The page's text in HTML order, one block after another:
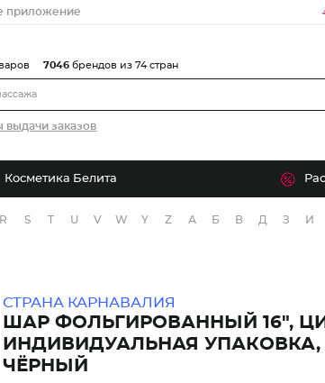
приложение
выдачи заказов
7046 брендов из 74 стран
Косметика Белита
R S T U V W Y Z А Б В Д З И
СТРАНА КАРНАВАЛИЯ
ШАР ФОЛЬГИРОВАННЫЙ 16",
ИНДИВИДУАЛЬНАЯ УПАКОВКА,
ЧЁРНЫЙ